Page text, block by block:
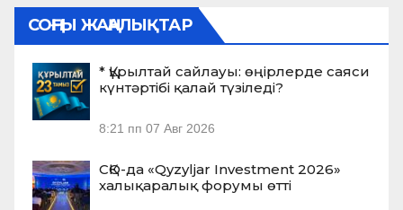
СОҢҒЫ ЖАҢАЛЫҚТАР
* Құрылтай сайлауы: өңірлерде саяси
күнтәртібі қалай түзіледі?
8:21 пп 07 Авг 2026
СҚО-да «Qyzyljar Investment 2026»
халықаралық форумы өтті